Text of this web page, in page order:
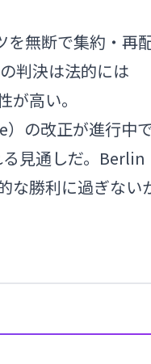
を無断で集約・再
判決は法的には
高い。
の改正が進行中
見通しだ。Berlin
な勝利に過ぎない